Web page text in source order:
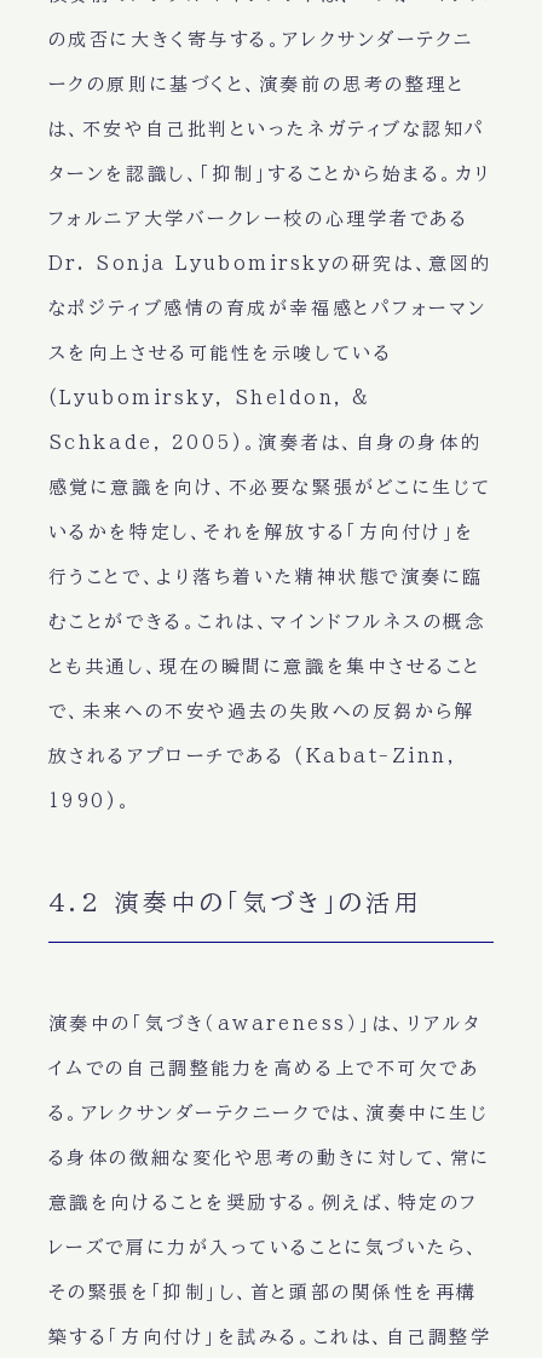
の成否に大きく寄与する。アレクサンダーテクニ
ークの原則に基づくと、演奏前の思考の整理と
は、不安や自己批判といったネガティブな認知パ
ターンを認識し、「抑制」することから始まる。カリ
フォルニア大学バークレー校の心理学者である
Dr. Sonja Lyubomirskyの研究は、意図的
なポジティブ感情の育成が幸福感とパフォーマン
スを向上させる可能性を示唆している
(Lyubomirsky, Sheldon, &
Schkade, 2005)。演奏者は、自身の身体的
感覚に意識を向け、不必要な緊張がどこに生じて
いるかを特定し、それを解放する「方向付け」を
行うことで、より落ち着いた精神状態で演奏に臨
むことができる。これは、マインドフルネスの概念
とも共通し、現在の瞬間に意識を集中させること
で、未来への不安や過去の失敗への反芻から解
放されるアプローチである (Kabat-Zinn,
1990)。
4.2 演奏中の「気づき」の活用
演奏中の「気づき（awareness）」は、リアルタ
イムでの自己調整能力を高める上で不可欠であ
る。アレクサンダーテクニークでは、演奏中に生じ
る身体の微細な変化や思考の動きに対して、常に
意識を向けることを奨励する。例えば、特定のフ
レーズで肩に力が入っていることに気づいたら、
その緊張を「抑制」し、首と頭部の関係性を再構
築する「方向付け」を試みる。これは、自己調整学